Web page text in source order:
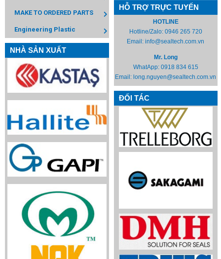
MAKE TO ORDERED PARTS
Engineering Plastic
NHÀ SẢN XUẤT
HỖ TRỢ TRỰC TUYẾN
HOTLINE
Hotline/Zalo: 0946 265 720
Email:info@sealtech.com.vn
Mr. Long
WhatApp: 0918 834 615
Email: long.nguyen@sealtech.com.vn
ĐỐI TÁC